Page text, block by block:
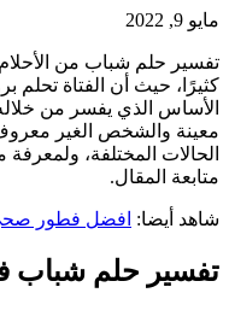
مايو 9, 2022
تفسير حلم شباب من الأحلام
كثيرًا، حيث أن الفتاة
الأساس الذي يفسر من
معينة والشخص الغير
الحالات المختلفة،
متابعة المقال.
شاهد أيضا: افضل فطور
تفسير حلم شباب في